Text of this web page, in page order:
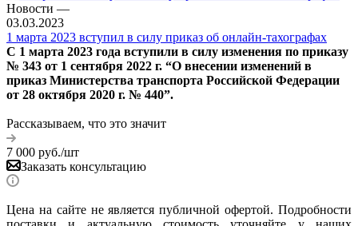
Новости —
03.03.2023
1 марта 2023 вступил в силу приказ об онлайн-тахографах
С 1 марта 2023 года вступили в силу изменения по приказу
№ 343 от 1 сентября 2022 г. “О внесении изменений в
приказ Министерства транспорта Российской Федерации
от 28 октября 2020 г. № 440”.
Рассказываем, что это значит
7 000 руб./шт
Заказать консультацию
Цена на сайте не является публичной офертой. Подробности